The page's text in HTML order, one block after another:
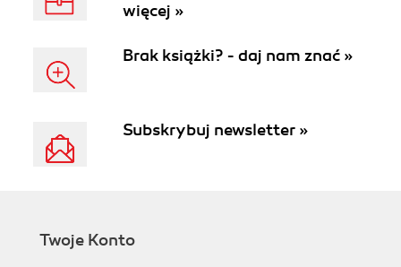
więcej »
Brak książki? - daj nam znać »
Subskrybuj newsletter »
Twoje Konto